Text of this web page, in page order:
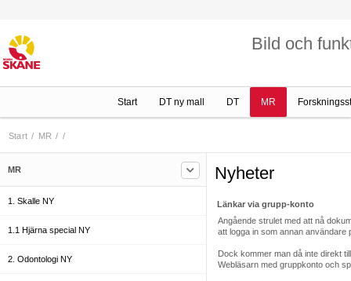
Bild och
Start DT ny mall DT MR
Start / MR / /
MR
1. Skalle NY
1.1 Hjärna special NY
2. Odontologi NY
Nyheter
Länkar via grupp-konto
Angående strulet med att nå
att logga in som annan
Dock kommer man då inte direkt
Webläsarn med gruppkonto och